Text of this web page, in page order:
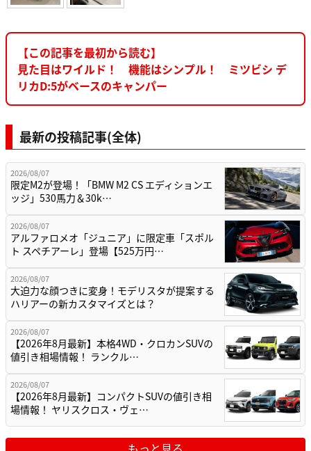
【この記事を最初から読む】
見た目はワイルド！ 機能はシンプル！ ミツビシ デ
リカD:5がベースのキャンパー
最新の投稿記事(全体)
2026/08/07
限定M2が登場！「BMW M2 CS エディションエ
ッジ」530馬力＆30k…
2026/08/07
アルファロメオ「ジュニア」に限定車「スポル
ト スペチアーレ」登場【525万円…
2026/08/07
大迫力な顔つきに変身！モデリスタが提案する
ハリアーの新カスタマイズとは？
2026/08/07
【2026年8月最新】本格4WD・クロカンSUVの
値引き相場情報！ ランクル…
2026/08/07
【2026年8月最新】コンパクトSUVの値引き相
場情報！ ヤリスクロス・ヴェ…